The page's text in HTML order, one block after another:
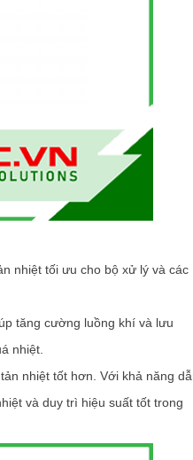
nhiệt tối ưu cho bộ xử lý và các
tăng cường luồng khí và lưu
nhiệt.
nhiệt tốt hơn. Với khả năng
và duy trì hiệu suất tốt trong